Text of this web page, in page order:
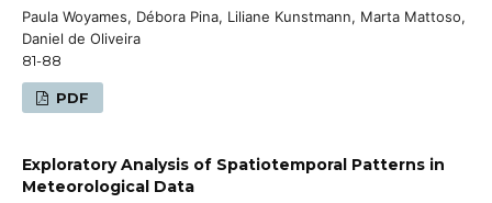
Paula Woyames, Débora Pina, Liliane Kunstmann, Marta Mattoso,
Daniel de Oliveira
81-88
PDF
Exploratory Analysis of Spatiotemporal Patterns in
Meteorological Data